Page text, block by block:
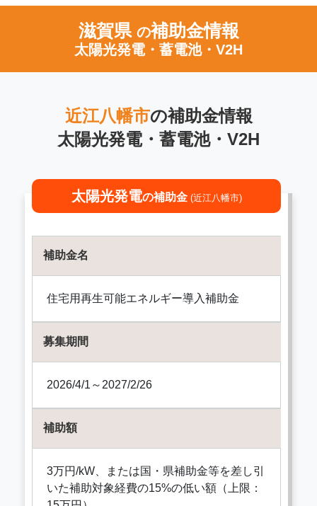
滋賀県 の補助金情報
太陽光発電・蓄電池・V2H
近江八幡市の補助金情報
太陽光発電・蓄電池・V2H
太陽光発電の補助金 (近江八幡市)
補助金名
住宅用再生可能エネルギー導入補助金
募集期間
2026/4/1～2027/2/26
補助額
3万円/kW、または国・県補助金等を差し引
いた補助対象経費の15%の低い額（上限：